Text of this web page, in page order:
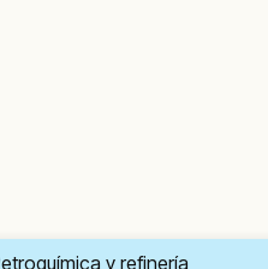
y refinería